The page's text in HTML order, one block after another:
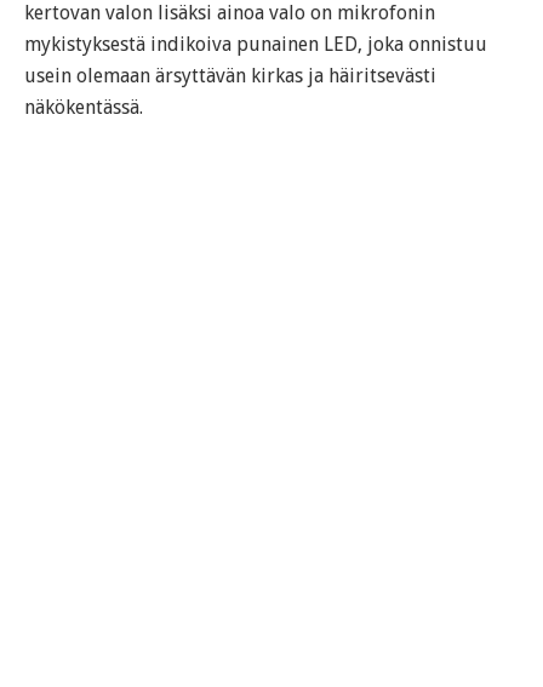
kertovan valon lisäksi ainoa valo on mikrofonin
mykistyksestä indikoiva punainen LED, joka onnistuu
usein olemaan ärsyttävän kirkas ja häiritsevästi
näkökentässä.